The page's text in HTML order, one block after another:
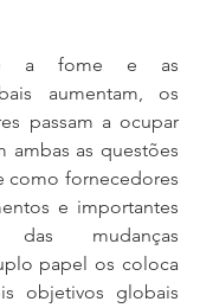
a fome e as
aumentam, os
passam a ocupar
ambas as questões
como fornecedores
e importantes
das mudanças
papel os coloca
objetivos globais